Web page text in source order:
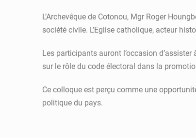
L’Archevêque de Cotonou, Mgr Roger
société civile. L’Eglise catholique, acteur
Les participants auront l’occasion
sur le rôle du code électoral dans la
Ce colloque est perçu comme une
politique du pays.